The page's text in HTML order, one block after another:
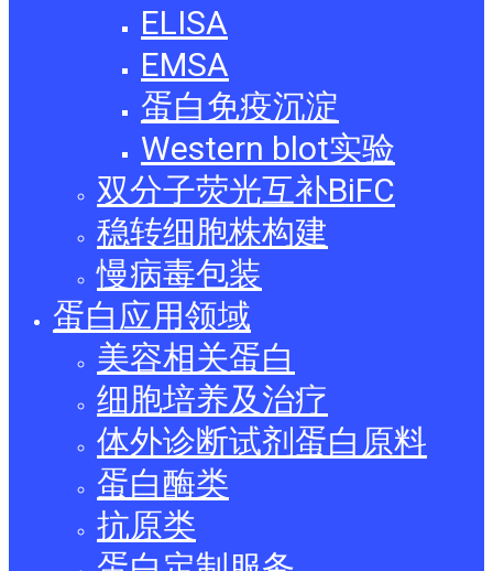
ELISA
EMSA
蛋白免疫沉淀
Western blot实验
双分子荧光互补BiFC
稳转细胞株构建
慢病毒包装
蛋白应用领域
美容相关蛋白
细胞培养及治疗
体外诊断试剂蛋白原料
蛋白酶类
抗原类